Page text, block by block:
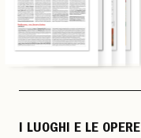
I LUOGHI E LE OPERE